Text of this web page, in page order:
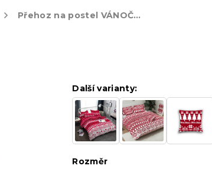
Přehoz na postel VÁNOČNÍ LES červený
Další varianty:
Rozměr